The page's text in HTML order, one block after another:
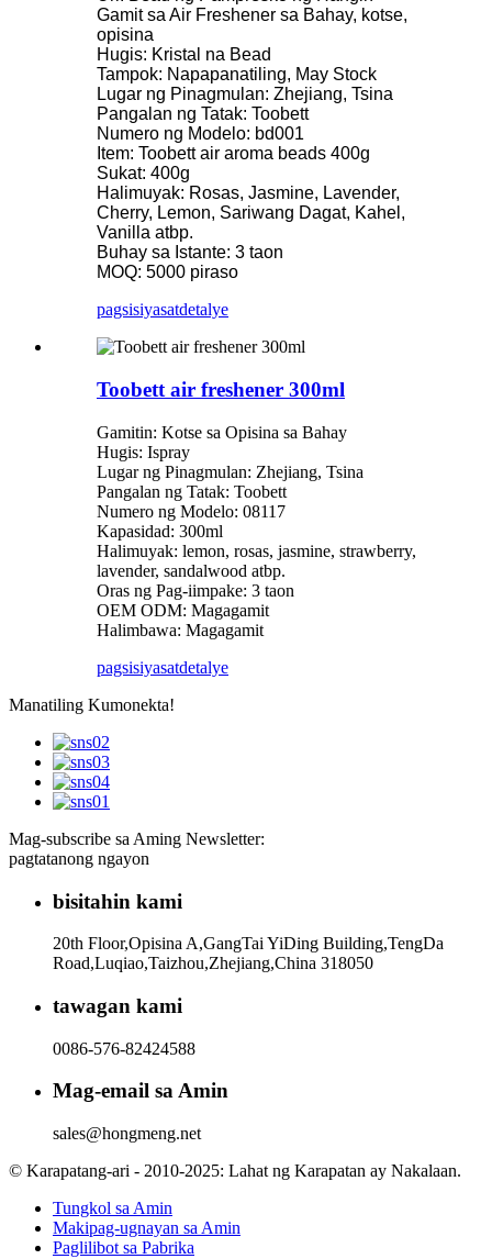
Gamit sa Air Freshener sa Bahay, kotse,
opisina
Hugis: Kristal na Bead
Tampok: Napapanatiling, May Stock
Lugar ng Pinagmulan: Zhejiang, Tsina
Pangalan ng Tatak: Toobett
Numero ng Modelo: bd001
Item: Toobett air aroma beads 400g
Sukat: 400g
Halimuyak: Rosas, Jasmine, Lavender,
Cherry, Lemon, Sariwang Dagat, Kahel,
Vanilla atbp.
Buhay sa Istante: 3 taon
MOQ: 5000 piraso
pagsisiyasatdetalye
Toobett air freshener 300ml
Gamitin: Kotse sa Opisina sa Bahay
Hugis: Ispray
Lugar ng Pinagmulan: Zhejiang, Tsina
Pangalan ng Tatak: Toobett
Numero ng Modelo: 08117
Kapasidad: 300ml
Halimuyak: lemon, rosas, jasmine, strawberry,
lavender, sandalwood atbp.
Oras ng Pag-iimpake: 3 taon
OEM ODM: Magagamit
Halimbawa: Magagamit
pagsisiyasatdetalye
Manatiling Kumonekta!
Mag-subscribe sa Aming Newsletter:
pagtatanong ngayon
bisitahin kami
20th Floor,Opisina A,GangTai YiDing Building,TengDa
Road,Luqiao,Taizhou,Zhejiang,China 318050
tawagan kami
0086-576-82424588
Mag-email sa Amin
sales@hongmeng.net
© Karapatang-ari - 2010-2025: Lahat ng Karapatan ay Nakalaan.
Tungkol sa Amin
Makipag-ugnayan sa Amin
Paglilibot sa Pabrika